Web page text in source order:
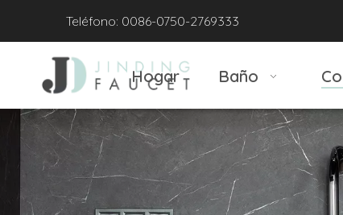
Teléfono: 0086-0750-2769333
Hogar Baño